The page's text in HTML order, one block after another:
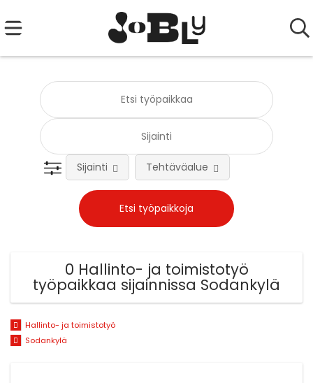
Sijainti Tehtäväalue
0 Hallinto- ja toimistotyö
työpaikkaa sijainnissa Sodankylä
Hallinto- ja toimistotyö
Sodankylä